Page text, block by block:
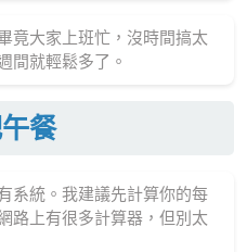
竟大家上班忙，沒時間搞太
間就輕鬆多了。
餐
系統。我建議先計算你的每
路上有很多計算器，但別太